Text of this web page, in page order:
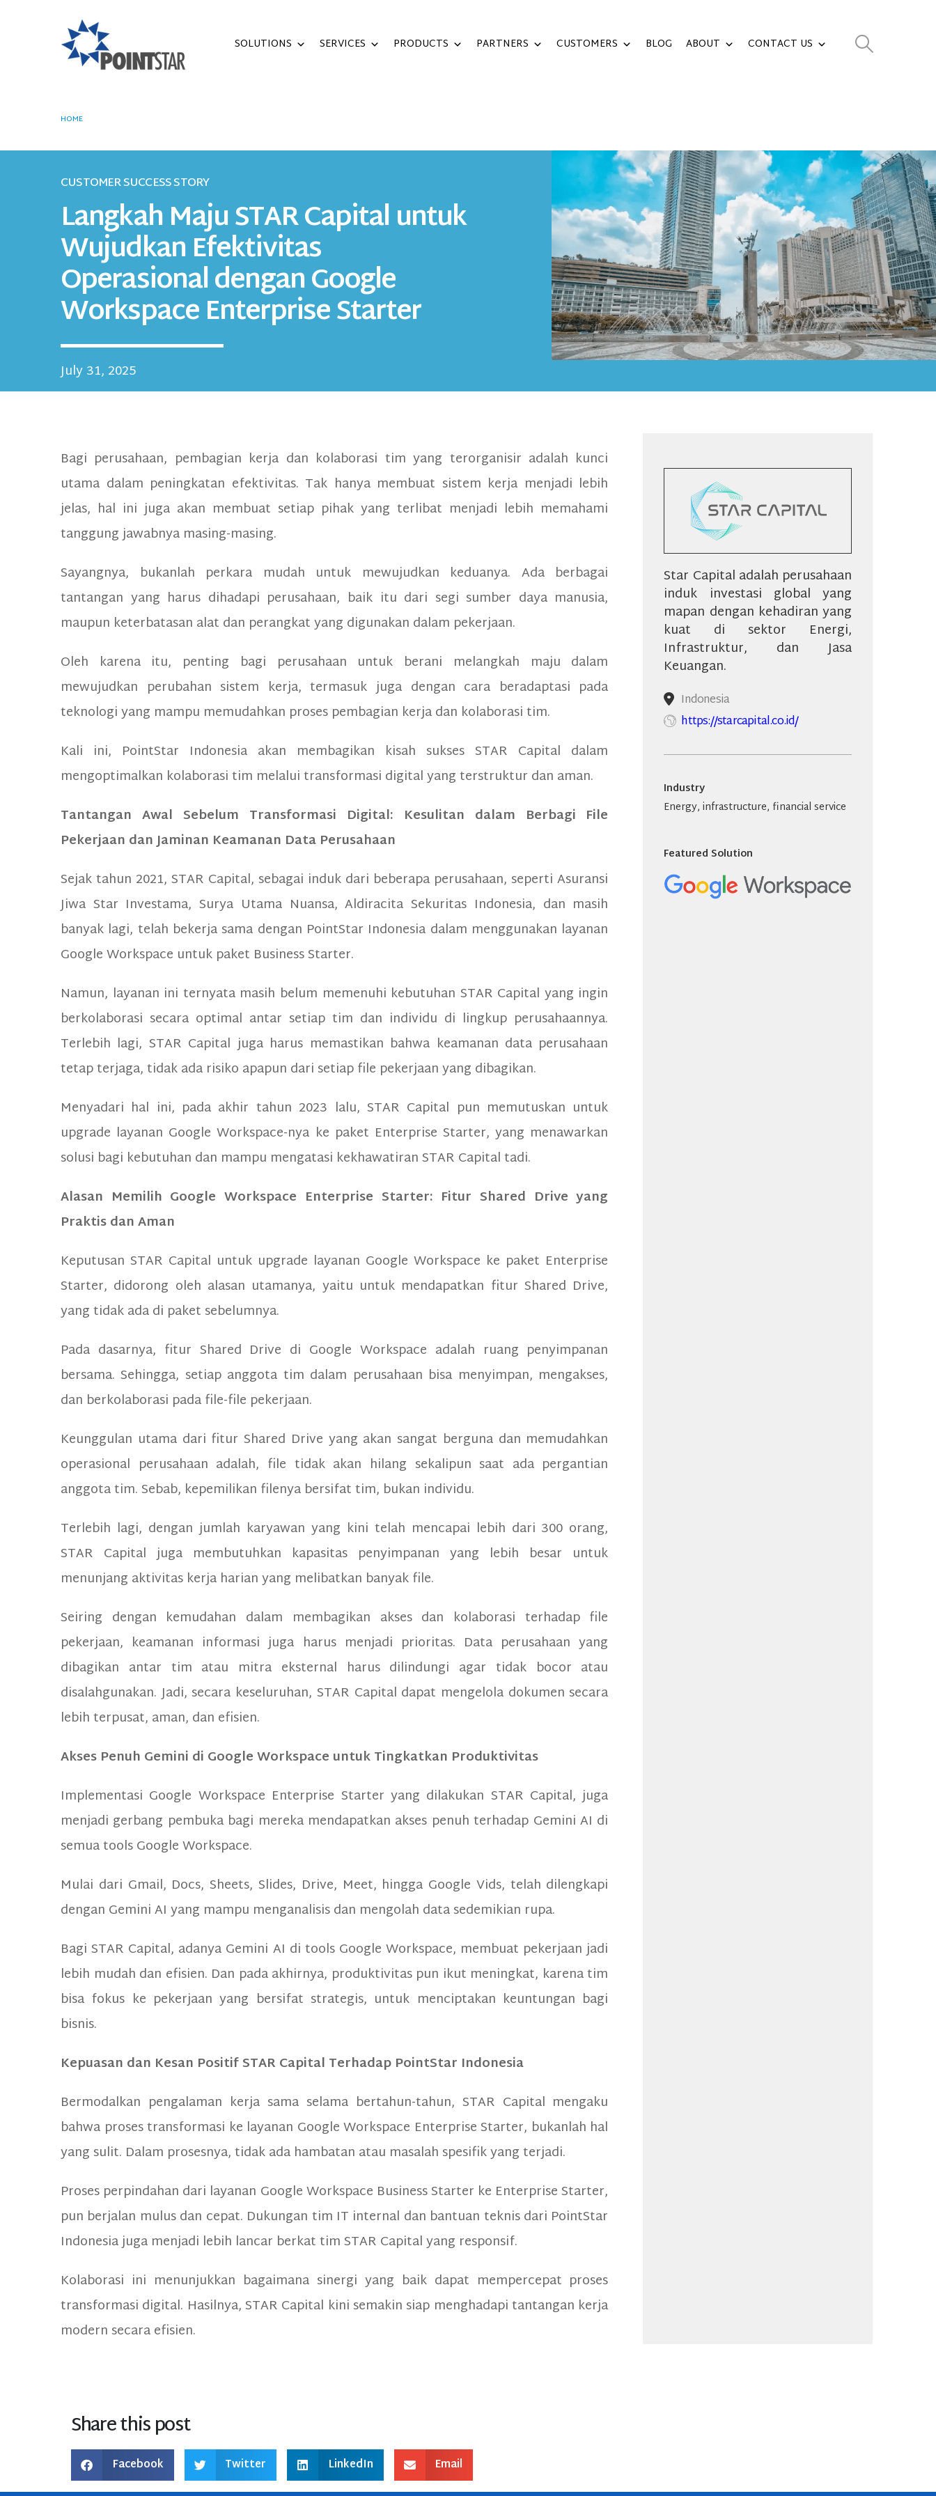
SOLUTIONS SERVICES PRODUCTS PARTNERS CUSTOMERS BLOG ABOUT CONTACT US
HOME
CUSTOMER SUCCESS STORY
Langkah Maju STAR Capital untuk
Wujudkan Efektivitas
Operasional dengan Google
Workspace Enterprise Starter
July 31, 2025
Bagi perusahaan, pembagian kerja dan kolaborasi tim yang terorganisir adalah kunci
utama dalam peningkatan efektivitas. Tak hanya membuat sistem kerja menjadi lebih
jelas, hal ini juga akan membuat setiap pihak yang terlibat menjadi lebih memahami
tanggung jawabnya masing-masing.
Sayangnya, bukanlah perkara mudah untuk mewujudkan keduanya. Ada berbagai
tantangan yang harus dihadapi perusahaan, baik itu dari segi sumber daya manusia,
maupun keterbatasan alat dan perangkat yang digunakan dalam pekerjaan.
Oleh karena itu, penting bagi perusahaan untuk berani melangkah maju dalam
mewujudkan perubahan sistem kerja, termasuk juga dengan cara beradaptasi pada
teknologi yang mampu memudahkan proses pembagian kerja dan kolaborasi tim.
Kali ini, PointStar Indonesia akan membagikan kisah sukses STAR Capital dalam
mengoptimalkan kolaborasi tim melalui transformasi digital yang terstruktur dan aman.
Tantangan Awal Sebelum Transformasi Digital: Kesulitan dalam Berbagi File
Pekerjaan dan Jaminan Keamanan Data Perusahaan
Sejak tahun 2021, STAR Capital, sebagai induk dari beberapa perusahaan, seperti Asuransi
Jiwa Star Investama, Surya Utama Nuansa, Aldiracita Sekuritas Indonesia, dan masih
banyak lagi, telah bekerja sama dengan PointStar Indonesia dalam menggunakan layanan
Google Workspace untuk paket Business Starter.
Namun, layanan ini ternyata masih belum memenuhi kebutuhan STAR Capital yang ingin
berkolaborasi secara optimal antar setiap tim dan individu di lingkup perusahaannya.
Terlebih lagi, STAR Capital juga harus memastikan bahwa keamanan data perusahaan
tetap terjaga, tidak ada risiko apapun dari setiap file pekerjaan yang dibagikan.
Menyadari hal ini, pada akhir tahun 2023 lalu, STAR Capital pun memutuskan untuk
upgrade layanan Google Workspace-nya ke paket Enterprise Starter, yang menawarkan
solusi bagi kebutuhan dan mampu mengatasi kekhawatiran STAR Capital tadi.
Alasan Memilih Google Workspace Enterprise Starter: Fitur Shared Drive yang
Praktis dan Aman
Keputusan STAR Capital untuk upgrade layanan Google Workspace ke paket Enterprise
Starter, didorong oleh alasan utamanya, yaitu untuk mendapatkan fitur Shared Drive,
yang tidak ada di paket sebelumnya.
Pada dasarnya, fitur Shared Drive di Google Workspace adalah ruang penyimpanan
bersama. Sehingga, setiap anggota tim dalam perusahaan bisa menyimpan, mengakses,
dan berkolaborasi pada file-file pekerjaan.
Keunggulan utama dari fitur Shared Drive yang akan sangat berguna dan memudahkan
operasional perusahaan adalah, file tidak akan hilang sekalipun saat ada pergantian
anggota tim. Sebab, kepemilikan filenya bersifat tim, bukan individu.
Terlebih lagi, dengan jumlah karyawan yang kini telah mencapai lebih dari 300 orang,
STAR Capital juga membutuhkan kapasitas penyimpanan yang lebih besar untuk
menunjang aktivitas kerja harian yang melibatkan banyak file.
Seiring dengan kemudahan dalam membagikan akses dan kolaborasi terhadap file
pekerjaan, keamanan informasi juga harus menjadi prioritas. Data perusahaan yang
dibagikan antar tim atau mitra eksternal harus dilindungi agar tidak bocor atau
disalahgunakan. Jadi, secara keseluruhan, STAR Capital dapat mengelola dokumen secara
lebih terpusat, aman, dan efisien.
Akses Penuh Gemini di Google Workspace untuk Tingkatkan Produktivitas
Implementasi Google Workspace Enterprise Starter yang dilakukan STAR Capital, juga
menjadi gerbang pembuka bagi mereka mendapatkan akses penuh terhadap Gemini AI di
semua tools Google Workspace.
Mulai dari Gmail, Docs, Sheets, Slides, Drive, Meet, hingga Google Vids, telah dilengkapi
dengan Gemini AI yang mampu menganalisis dan mengolah data sedemikian rupa.
Bagi STAR Capital, adanya Gemini AI di tools Google Workspace, membuat pekerjaan jadi
lebih mudah dan efisien. Dan pada akhirnya, produktivitas pun ikut meningkat, karena tim
bisa fokus ke pekerjaan yang bersifat strategis, untuk menciptakan keuntungan bagi
bisnis.
Kepuasan dan Kesan Positif STAR Capital Terhadap PointStar Indonesia
Bermodalkan pengalaman kerja sama selama bertahun-tahun, STAR Capital mengaku
bahwa proses transformasi ke layanan Google Workspace Enterprise Starter, bukanlah hal
yang sulit. Dalam prosesnya, tidak ada hambatan atau masalah spesifik yang terjadi.
Proses perpindahan dari layanan Google Workspace Business Starter ke Enterprise Starter,
pun berjalan mulus dan cepat. Dukungan tim IT internal dan bantuan teknis dari PointStar
Indonesia juga menjadi lebih lancar berkat tim STAR Capital yang responsif.
Kolaborasi ini menunjukkan bagaimana sinergi yang baik dapat mempercepat proses
transformasi digital. Hasilnya, STAR Capital kini semakin siap menghadapi tantangan kerja
modern secara efisien.
Star Capital adalah perusahaan
induk investasi global yang
mapan dengan kehadiran yang
kuat di sektor Energi,
Infrastruktur, dan Jasa
Keuangan.
Indonesia
https://starcapital.co.id/
Industry
Energy, infrastructure, financial service
Featured Solution
Share this post
Facebook Twitter LinkedIn Email